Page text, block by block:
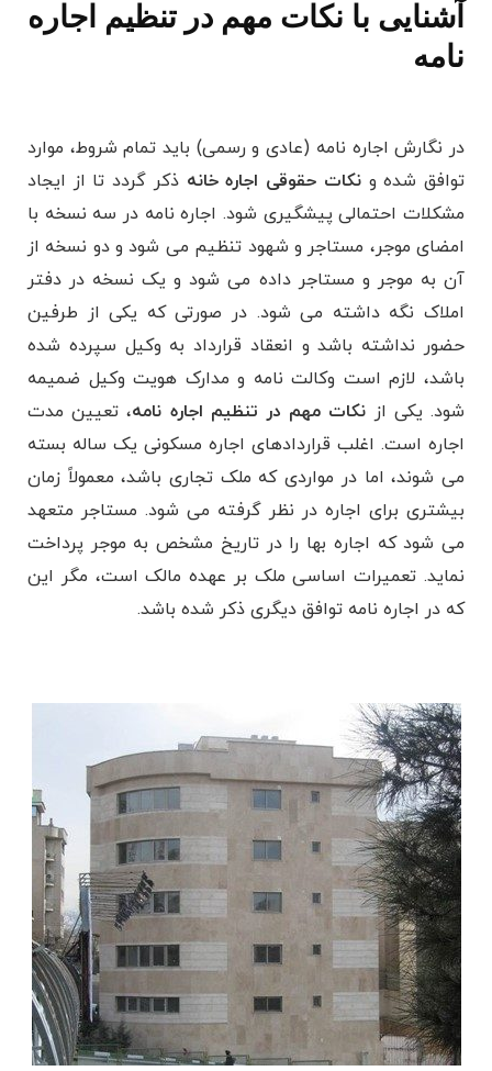
آشنایی با نکات مهم در تنظیم اجاره
نامه
در نگارش اجاره نامه (عادی و رسمی) باید تمام شروط، موارد
توافق شده ونکات حقوقی اجاره خانهذکر گردد تا از ایجاد
مشکلات احتمالی پیشگیری شود. اجاره نامه در سه نسخه با
امضای موجر، مستاجر و شهود تنظیم می شود و دو نسخه از
آن به موجر و مستاجر داده می شود و یک نسخه در دفتر
املاک نگه داشته می شود. در صورتی که یکی از طرفین
حضور نداشته باشد و انعقاد قرارداد به وکیل سپرده شده
باشد، لازم است وکالت نامه و مدارک هویت وکیل ضمیمه
شود. یکی از نکات مهم در تنظیم اجاره نامه، تعیین مدت
اجاره است. اغلب قراردادهای اجاره مسکونی یک ساله بسته
می شوند، اما در مواردی که ملک تجاری باشد، معمولاً زمان
بیشتری برای اجاره در نظر گرفته می شود. مستاجر متعهد
می شود که اجاره بها را در تاریخ مشخص به موجر پرداخت
نماید. تعمیرات اساسی ملک بر عهده مالک است، مگر این
که در اجاره نامه توافق دیگری ذکر شده باشد.